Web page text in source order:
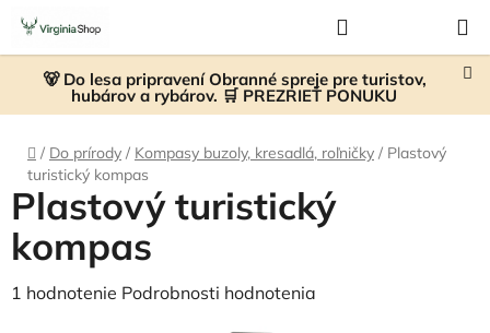
Prejsť
obsah
🐻 Do lesa pripravení Obranné spreje pre turistov,
hubárov a rybárov. 🛒 PREZRIEŤ PONUKU
KOŠÍK
Domov
/ Do prírody / Kompasy buzoly, kresadlá, roľničky / Plastový
turistický kompas
Plastový turistický
kompas
Priemerné
1 hodnotenie Podrobnosti hodnotenia